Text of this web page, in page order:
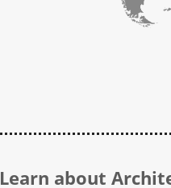
Learn about